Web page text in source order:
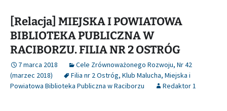
[Relacja] MIEJSKA I POWIATOWA
BIBLIOTEKA PUBLICZNA W
RACIBORZU. FILIA NR 2 OSTRÓG
7 marca 2018 Cele Zrównoważonego Rozwoju, Nr 42
(marzec 2018)
Filia nr 2 Ostróg, Klub Malucha, Miejska i
Powiatowa Biblioteka Publiczna w Raciborzu
Redaktor 1